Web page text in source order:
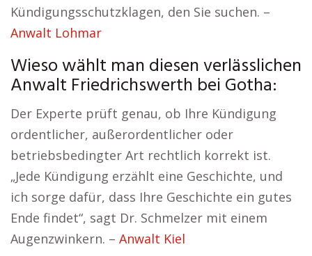
Kündigungsschutzklagen, den Sie suchen. –
Anwalt Lohmar
Wieso wählt man diesen verlässlichen
Anwalt Friedrichswerth bei Gotha:
Der Experte prüft genau, ob Ihre Kündigung
ordentlicher, außerordentlicher oder
betriebsbedingter Art rechtlich korrekt ist.
„Jede Kündigung erzählt eine Geschichte, und
ich sorge dafür, dass Ihre Geschichte ein gutes
Ende findet“, sagt Dr. Schmelzer mit einem
Augenzwinkern. – Anwalt Kiel